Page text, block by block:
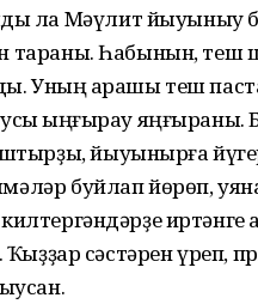
ла Мәүлит йыуыныу
тараны. Һабынын, теш
Уның ҡарашы теш
ҡыңғырау
йыуынырға
буйлап йөрөп,
иртәнге
Ҡыҙҙар сәстәрен үреп,